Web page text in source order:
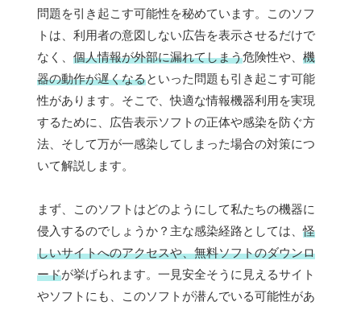
問題を引き起こす可能性を秘めています。このソフ
トは、利用者の意図しない広告を表示させるだけで
なく、 個人情報が外部に漏れてしまう危険性や、 機
器の動作が遅くなるといった問題も引き起こす可能
性があります。そこで、快適な情報機器利用を実現
するために、広告表示ソフトの正体や感染を防ぐ方
法、そして万が一感染してしまった場合の対策につ
いて解説します。
まず、このソフトはどのようにして私たちの機器に
侵入するのでしょうか？主な感染経路としては、怪
しいサイトへのアクセスや、無料ソフトのダウンロ
ードが挙げられます。一見安全そうに見えるサイト
やソフトにも、このソフトが潜んでいる可能性があ